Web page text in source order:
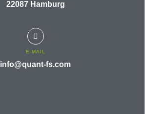
22087 Hamburg
E-MAIL
info@quant-fs.com